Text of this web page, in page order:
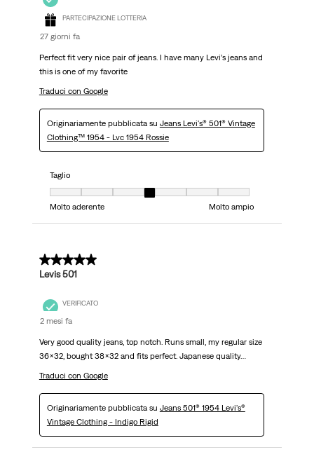
PARTECIPAZIONE LOTTERIA
27 giorni fa
Perfect fit very nice pair of jeans. I have many Levi’s jeans and
this is one of my favorite
Traduci con Google
Originariamente pubblicata su Jeans Levi's® 501® Vintage
Clothing™ 1954 - Lvc 1954 Rossie
Taglio
Taglio, 4 su 7, dove 1 è uguale a Molto aderente e 7 è uguale a Molto
Molto aderente
Molto ampio
5 su 5 stelle.
Levis 501
VERIFICATO
2 mesi fa
Very good quality jeans, top notch. Runs small, my regular size
36x32, bought 38x32 and fits perfect. Japanese quality…
Traduci con Google
Originariamente pubblicata su Jeans 501® 1954 Levi's®
Vintage Clothing - Indigo Rigid